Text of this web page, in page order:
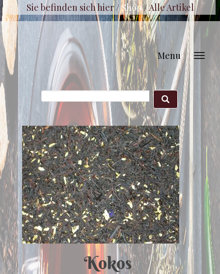
Sie befinden sich hier /Shop/Alle Artikel
Menu
Kokos